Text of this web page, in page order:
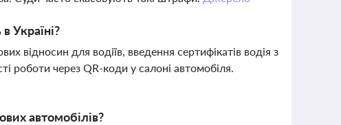
Україні?
відносин для водіїв, введення сертифікатів водія з
роботи через QR-коди у салоні автомобіля.
автомобілів?